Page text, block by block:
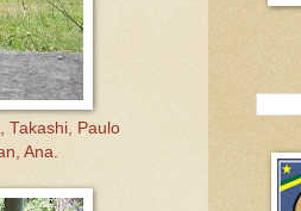
Takashi, Paulo
Ana.